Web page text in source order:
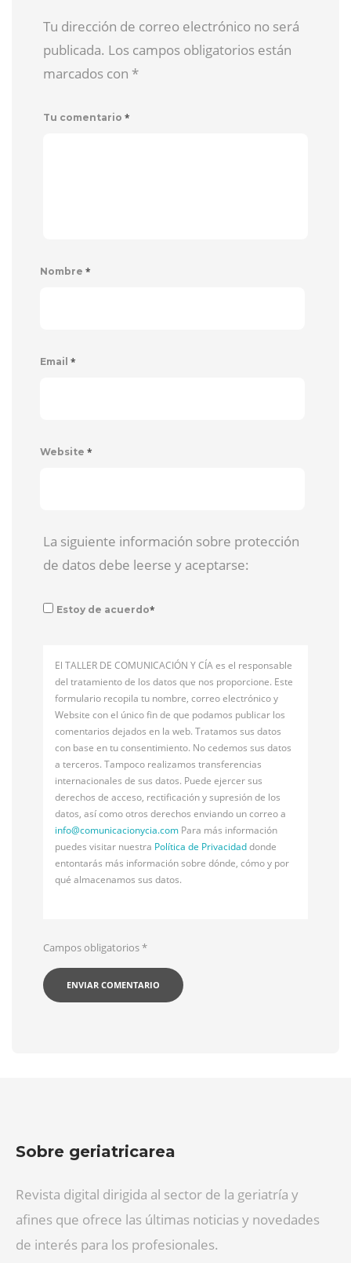
Tu dirección de correo electrónico no será
publicada. Los campos obligatorios están
marcados con *
Tu comentario *
Nombre *
Email *
Website *
La siguiente información sobre protección
de datos debe leerse y aceptarse:
Estoy de acuerdo*
El TALLER DE COMUNICACIÓN Y CÍA es el responsable
del tratamiento de los datos que nos proporcione. Este
formulario recopila tu nombre, correo electrónico y
Website con el único fin de que podamos publicar los
comentarios dejados en la web. Tratamos sus datos
con base en tu consentimiento. No cedemos sus datos
a terceros. Tampoco realizamos transferencias
internacionales de sus datos. Puede ejercer sus
derechos de acceso, rectificación y supresión de los
datos, así como otros derechos enviando un correo a
info@comunicacionycia.com Para más información
puedes visitar nuestra Política de Privacidaddonde
entontarás más información sobre dónde, cómo y por
qué almacenamos sus datos.
Campos obligatorios*
Sobre geriatricarea
Revista digital dirigida al sector de la geriatría y
afines que ofrece las últimas noticias y novedades
de interés para los profesionales.